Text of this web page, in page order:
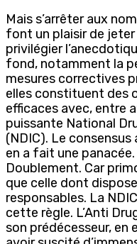
Mais s’arrêter aux
font un plaisir de
privilégier
fond, notamment la
mesures correctives
elles constituent des
efficaces avec, entre
puissante National
(NDIC). Le
en a fait une
Doublement. Car
que celle dont
responsables. La
cette règle. L’Anti
son prédécesseur, en